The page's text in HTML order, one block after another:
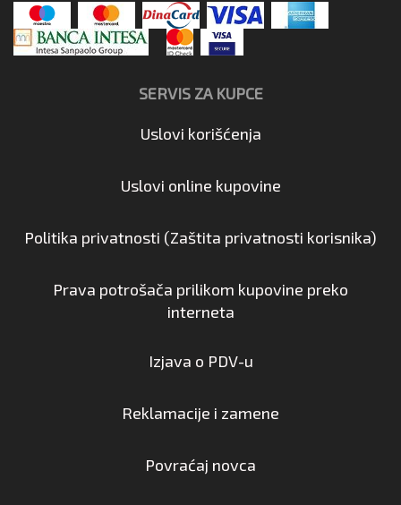
SERVIS ZA KUPCE
Uslovi korišćenja
Uslovi online kupovine
Politika privatnosti (Zaštita privatnosti korisnika)
Prava potrošača prilikom kupovine preko
interneta
Izjava o PDV-u
Reklamacije i zamene
Povraćaj novca